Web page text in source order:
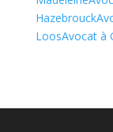
Hazebrouck
LoosAvocat à